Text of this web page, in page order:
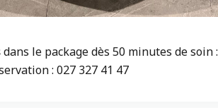
dans le package dès 50 minutes de soin :
: 027 327 41 47